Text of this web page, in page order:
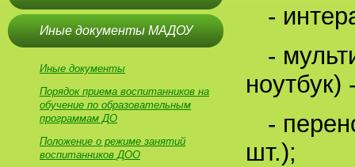
Иные документы МАДОУ
Иные документы
Порядок приема воспитанников на
обучение по образовательным
программам ДО
Положение о режиме занятий
воспитанников ДОО
-
-
-
шт.);